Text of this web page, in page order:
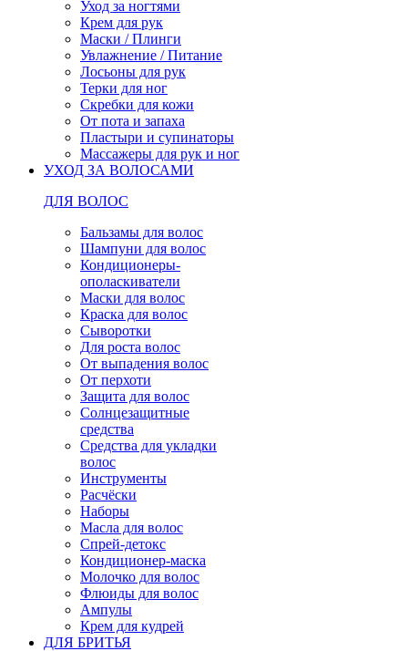
Уход за ногтями
Крем для рук
Маски / Плинги
Увлажнение / Питание
Лосьоны для рук
Терки для ног
Скребки для кожи
От пота и запаха
Пластыри и супинаторы
Массажеры для рук и ног
УХОД ЗА ВОЛОСАМИ
ДЛЯ ВОЛОС
Бальзамы для волос
Шампуни для волос
Кондиционеры-
ополаскиватели
Маски для волос
Краска для волос
Сыворотки
Для роста волос
От выпадения волос
От перхоти
Защита для волос
Солнцезащитные
средства
Средства для укладки
волос
Инструменты
Расчёски
Наборы
Масла для волос
Спрей-детокс
Кондиционер-маска
Молочко для волос
Флюиды для волос
Ампулы
Крем для кудрей
ДЛЯ БРИТЬЯ